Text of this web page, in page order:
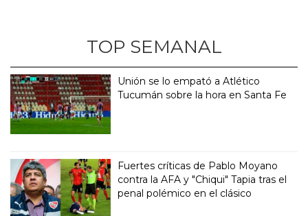
TOP SEMANAL
Unión se lo empató a Atlético
Tucumán sobre la hora en Santa Fe
Fuertes críticas de Pablo Moyano
contra la AFA y "Chiqui" Tapia tras el
penal polémico en el clásico